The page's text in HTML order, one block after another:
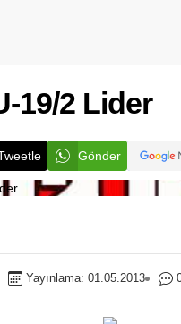
19/2 Lider
Gönder
Yayınlama: 01.05.2013